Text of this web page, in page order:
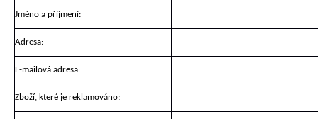
Jméno a příjmení:
Adresa:
E-mailová adresa:
Zboží, které je reklamováno: